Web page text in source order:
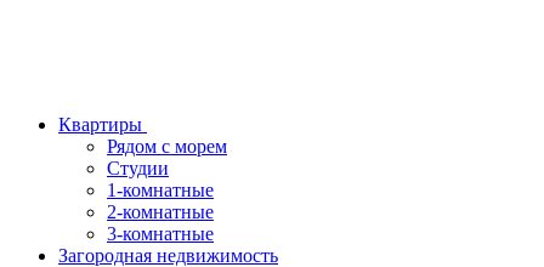
Квартиры
Рядом с морем
Студии
1-комнатные
2-комнатные
3-комнатные
Загородная недвижимость